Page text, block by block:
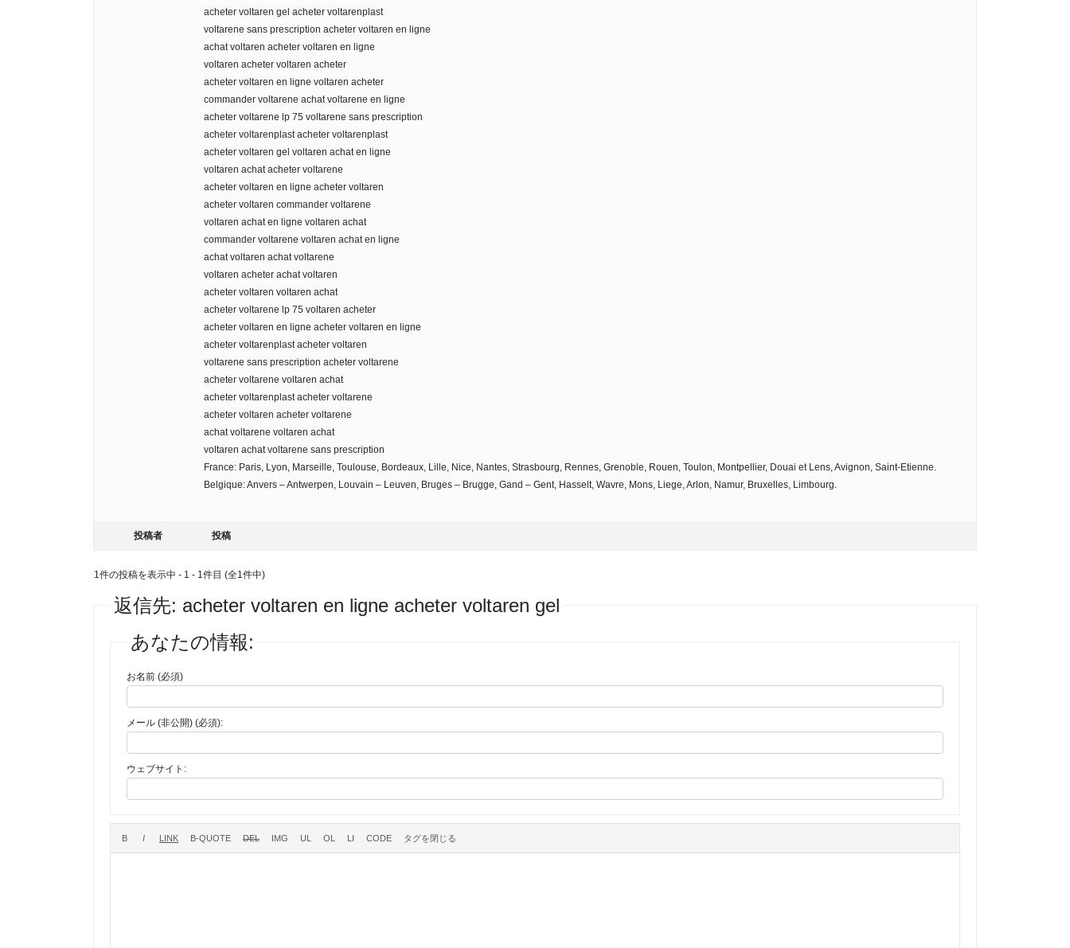
acheter voltaren gel acheter voltarenplast
voltarene sans prescription acheter voltaren en ligne
achat voltaren acheter voltaren en ligne
voltaren acheter voltaren acheter
acheter voltaren en ligne voltaren acheter
commander voltarene achat voltarene en ligne
acheter voltarene lp 75 voltarene sans prescription
acheter voltarenplast acheter voltarenplast
acheter voltaren gel voltaren achat en ligne
voltaren achat acheter voltarene
acheter voltaren en ligne acheter voltaren
acheter voltaren commander voltarene
voltaren achat en ligne voltaren achat
commander voltarene voltaren achat en ligne
achat voltaren achat voltarene
voltaren acheter achat voltaren
acheter voltaren voltaren achat
acheter voltarene lp 75 voltaren acheter
acheter voltaren en ligne acheter voltaren en ligne
acheter voltarenplast acheter voltaren
voltarene sans prescription acheter voltarene
acheter voltarene voltaren achat
acheter voltarenplast acheter voltarene
acheter voltaren acheter voltarene
achat voltarene voltaren achat
voltaren achat voltarene sans prescription
France: Paris, Lyon, Marseille, Toulouse, Bordeaux, Lille, Nice, Nantes, Strasbourg, Rennes, Grenoble, Rouen, Toulon, Montpellier, Douai et Lens, Avignon, Saint-Etienne.
Belgique: Anvers – Antwerpen, Louvain – Leuven, Bruges – Brugge, Gand – Gent, Hasselt, Wavre, Mons, Liege, Arlon, Namur, Bruxelles, Limbourg.
投稿者 投稿
1件の投稿を表示中 - 1 - 1件目 (全1件中)
返信先: acheter voltaren en ligne acheter voltaren gel
あなたの情報:
お名前 (必須)
メール (非公開) (必須):
ウェブサイト: